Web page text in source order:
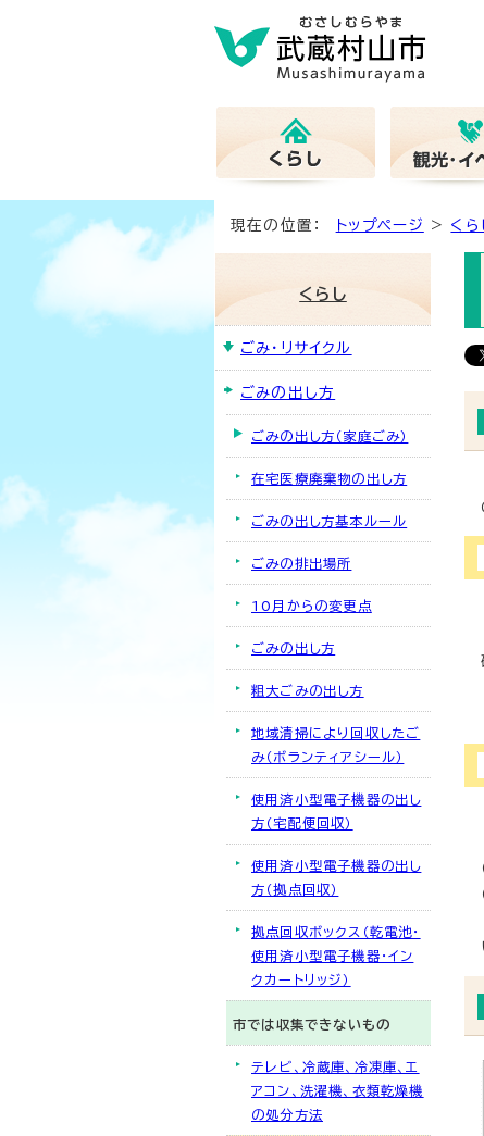
現在の位置： トップページ > くら
くらし
ごみ・リサイクル
ごみの出し方
ごみの出し方（家庭ごみ）
在宅医療廃棄物の出し方
ごみの出し方基本ルール
ごみの排出場所
10月からの変更点
ごみの出し方
粗大ごみの出し方
地域清掃により回収したご
み（ボランティアシール）
使用済小型電子機器の出し
方（宅配便回収）
使用済小型電子機器の出し
方（拠点回収）
拠点回収ボックス（乾電池・
使用済小型電子機器・イン
クカートリッジ）
市では収集できないもの
テレビ、冷蔵庫、冷凍庫、エ
アコン、洗濯機、衣類乾燥機
の処分方法